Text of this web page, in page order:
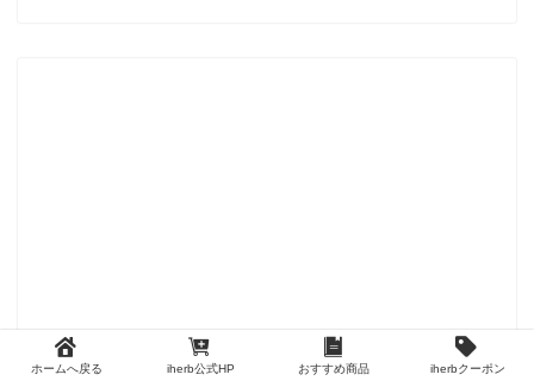
ホームへ戻る iherb公式HP おすすめ商品 iherbクーポン